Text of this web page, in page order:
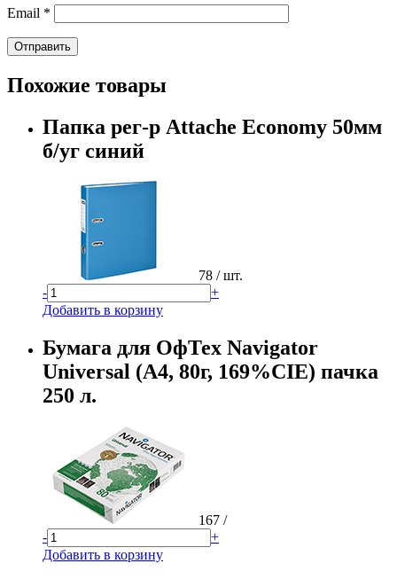
Email *
Похожие товары
Папка рег-р Attache Economy 50мм
б/уг синий
78 / шт.
-
+
Добавить в корзину
Бумага для ОфТех Navigator
Universal (А4, 80г, 169%CIE) пачка
250 л.
167 /
-
+
Добавить в корзину